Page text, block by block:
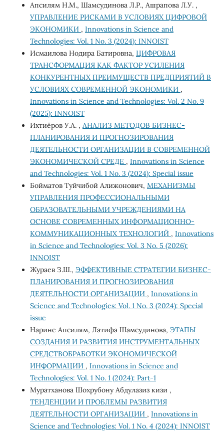
Апсилям Н.М., Шамсудинова Л.Р., Ашрапова Л.У. ,
УПРАВЛЕНИЕ РИСКАМИ В УСЛОВИЯХ ЦИФРОВОЙ
ЭКОНОМИКИ , Innovations in Science and
Technologies: Vol. 1 No. 3 (2024): INNOIST
Исмаилова Нодира Батировна, ЦИФРОВАЯ
ТРАНСФОРМАЦИЯ КАК ФАКТОР УСИЛЕНИЯ
КОНКУРЕНТНЫХ ПРЕИМУЩЕСТВ ПРЕДПРИЯТИЙ В
УСЛОВИЯХ СОВРЕМЕННОЙ ЭКОНОМИКИ ,
Innovations in Science and Technologies: Vol. 2 No. 9
(2025): INNOIST
Ихтиёров У.А. , АНАЛИЗ МЕТОДОВ БИЗНЕС-
ПЛАНИРОВАНИЯ И ПРОГНОЗИРОВАНИЯ
ДЕЯТЕЛЬНОСТИ ОРГАНИЗАЦИИ В СОВРЕМЕННОЙ
ЭКОНОМИЧЕСКОЙ СРЕДЕ , Innovations in Science
and Technologies: Vol. 1 No. 3 (2024): Special issue
Бойматов Туйчибой Алижонович, МЕХАНИЗМЫ
УПРАВЛЕНИЯ ПРОФЕССИОНАЛЬНЫМИ
ОБРАЗОВАТЕЛЬНЫМИ УЧРЕЖДЕНИЯМИ НА
ОСНОВЕ СОВРЕМЕННЫХ ИНФОРМАЦИОННО-
КОММУНИКАЦИОННЫХ ТЕХНОЛОГИЙ , Innovations
in Science and Technologies: Vol. 3 No. 5 (2026):
INNOIST
Жураев З.Ш., ЭФФЕКТИВНЫЕ СТРАТЕГИИ БИЗНЕС-
ПЛАНИРОВАНИЯ И ПРОГНОЗИРОВАНИЯ
ДЕЯТЕЛЬНОСТИ ОРГАНИЗАЦИИ , Innovations in
Science and Technologies: Vol. 1 No. 3 (2024): Special
issue
Нарине Апсилям, Латифа Шамсудинова, ЭТАПЫ
СОЗДАНИЯ И РАЗВИТИЯ ИНСТРУМЕНТАЛЬНЫХ
СРЕДСТВОБРАБОТКИ ЭКОНОМИЧЕСКОЙ
ИНФОРМАЦИИ , Innovations in Science and
Technologies: Vol. 1 No. 1 (2024): Part-1
Муратханова Шохрубону Абдулазиз кизи ,
ТЕНДЕНЦИИ И ПРОБЛЕМЫ РАЗВИТИЯ
ДЕЯТЕЛЬНОСТИ ОРГАНИЗАЦИИ , Innovations in
Science and Technologies: Vol. 1 No. 4 (2024): INNOIST